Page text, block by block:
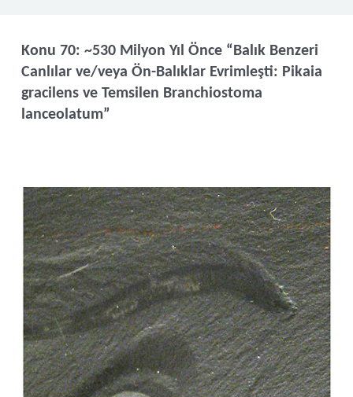
Konu 70: ~530 Milyon Yıl Önce “Balık Benzeri
Canlılar ve/veya Ön-Balıklar Evrimleşti: Pikaia
gracilens ve Temsilen Branchiostoma
lanceolatum”